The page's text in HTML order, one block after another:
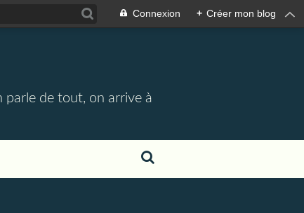
Connexion + Créer mon blog
parle de tout, on arrive à